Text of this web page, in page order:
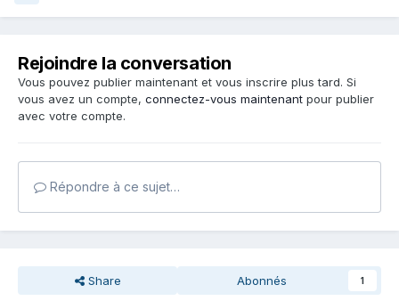
Rejoindre la conversation
Vous pouvez publier maintenant et vous inscrire plus tard. Si
vous avez un compte, connectez-vous maintenant pour publier
avec votre compte.
Répondre à ce sujet…
Share Abonnés 1